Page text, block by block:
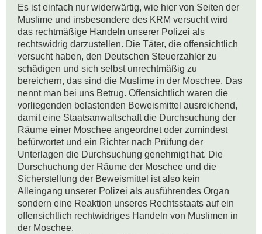
Es ist einfach nur widerwärtig, wie hier von Seiten der
Muslime und insbesondere des KRM versucht wird
das rechtmäßige Handeln unserer Polizei als
rechtswidrig darzustellen. Die Täter, die offensichtlich
versucht haben, den Deutschen Steuerzahler zu
schädigen und sich selbst unrechtmäßig zu
bereichern, das sind die Muslime in der Moschee. Das
nennt man bei uns Betrug. Offensichtlich waren die
vorliegenden belastenden Beweismittel ausreichend,
damit eine Staatsanwaltschaft die Durchsuchung der
Räume einer Moschee angeordnet oder zumindest
befürwortet und ein Richter nach Prüfung der
Unterlagen die Durchsuchung genehmigt hat. Die
Durschuchung der Räume der Moschee und die
Sicherstellung der Beweismittel ist also kein
Alleingang unserer Polizei als ausführendes Organ
sondern eine Reaktion unseres Rechtsstaats auf ein
offensichtlich rechtwidriges Handeln von Muslimen in
der Moschee.